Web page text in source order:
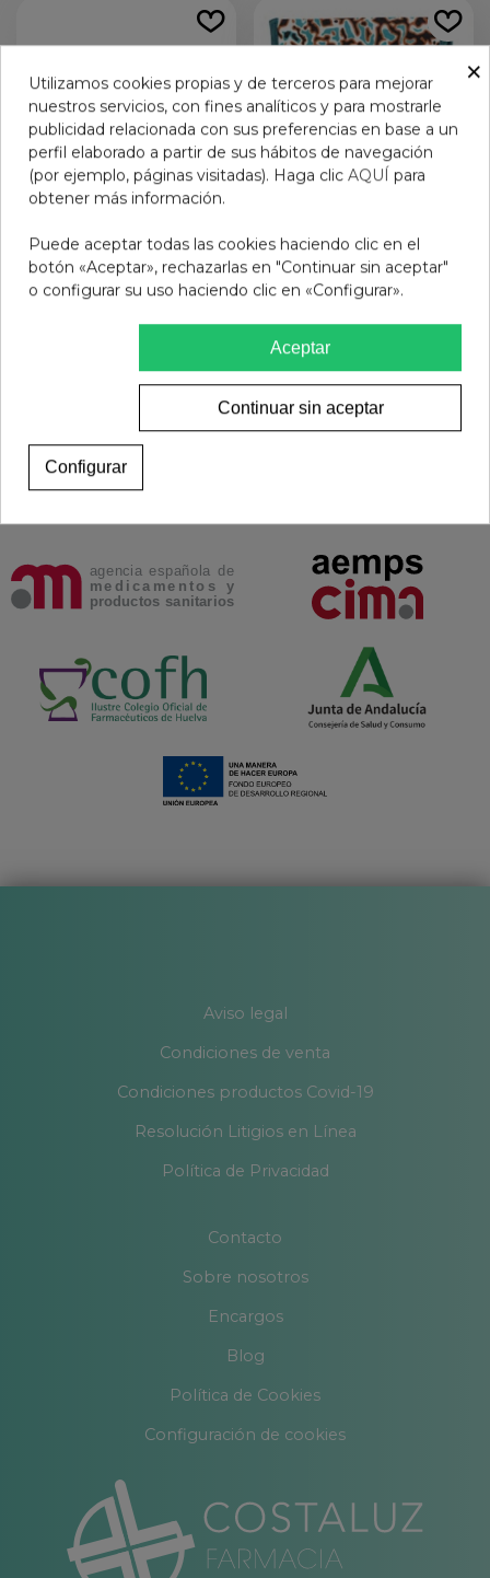
Laca de uñas Mia SWEET
TANGERINE 0302
7,95 €
Añadir al carrito
GAFAS PRESBICIA BADS
PASTA HABANA VERDE
12,95 €
Añadir al carrito
Aviso legal
Condiciones de venta
Condiciones productos Covid-19
Resolución Litigios en Línea
Política de Privacidad
Contacto
Sobre nosotros
Encargos
Blog
Política de Cookies
Configuración de cookies
×
Utilizamos cookies propias y de terceros para mejorar
nuestros servicios, con fines analíticos y para mostrarle
publicidad relacionada con sus preferencias en base a un
perfil elaborado a partir de sus hábitos de navegación
(por ejemplo, páginas visitadas). Haga clic AQUÍ para
obtener más información.
Puede aceptar todas las cookies haciendo clic en el
botón «Aceptar», rechazarlas en "Continuar sin aceptar"
o configurar su uso haciendo clic en «Configurar».
Aceptar
Continuar sin aceptar
Configurar